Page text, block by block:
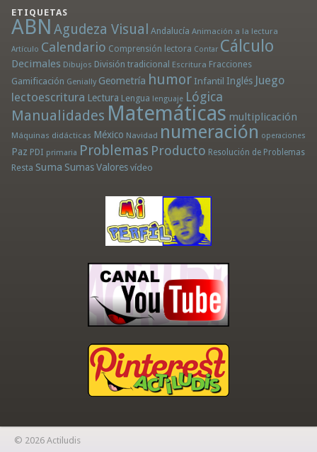
ETIQUETAS
ABN Agudeza Visual Andalucía Animación a la lectura
Artículo Calendario Comprensión lectora Contar Cálculo
Decimales Dibujos División tradicional Escritura Fracciones
Gamificación Genially Geometría humor Infantil Inglés Juego
lectoescritura Lectura Lengua lenguaje Lógica
Manualidades Matemáticas multiplicación
Máquinas didácticas México Navidad numeración operaciones
Paz PDI primaria Problemas Producto Resolución de Problemas
Resta Suma Sumas Valores vídeo
© 2026 Actiludis